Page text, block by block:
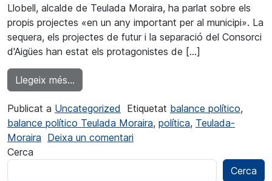
Llobell, alcalde de Teulada Moraira, ha parlat sobre els
propis projectes «en un any important per al municipi». La
sequera, els projectes de futur i la separació del Consorci
d'Aigües han estat els protagonistes de […]
Llegeix més…
Publicat a Uncategorized Etiquetat balance político,
balance político Teulada Moraira, política, Teulada-
Moraira Deixa un comentari
Cerca
Cerca